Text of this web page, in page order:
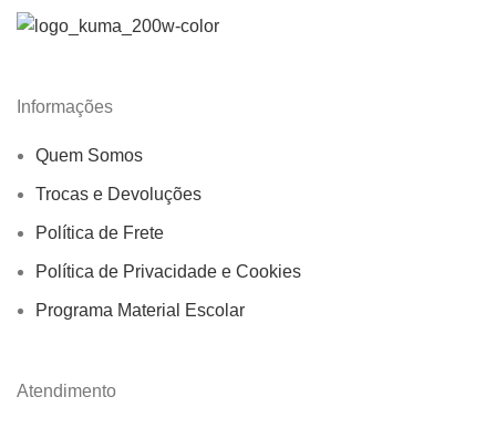
Informações
Quem Somos
Trocas e Devoluções
Política de Frete
Política de Privacidade e Cookies
Programa Material Escolar
Atendimento